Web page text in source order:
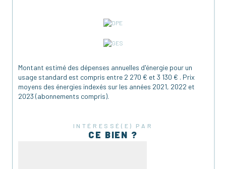
Montant estimé des dépenses annuelles d'énergie pour un
usage standard est compris entre 2 270 € et 3 130 € . Prix
moyens des énergies indexés sur les années 2021, 2022 et
2023 (abonnements compris).
INTÉRESSÉ(E) PAR
CE BIEN ?